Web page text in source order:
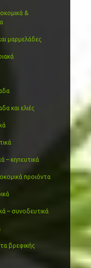
&
μαρμελάδες
και ελιές
– κηπευτικά
προιόντα
– συνοδευτικά
βρεφικής